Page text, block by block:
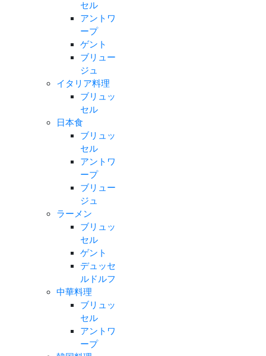
セル
アントワ
ープ
ゲント
ブリュー
ジュ
イタリア料理
ブリュッ
セル
日本食
ブリュッ
セル
アントワ
ープ
ブリュー
ジュ
ラーメン
ブリュッ
セル
ゲント
デュッセ
ルドルフ
中華料理
ブリュッ
セル
アントワ
ープ